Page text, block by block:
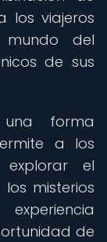
los viajeros
mundo del
de sus
forma
a los
el
misterios
de